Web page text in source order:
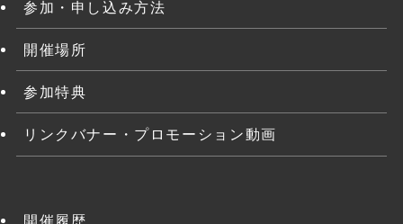
参加・申し込み方法
開催場所
参加特典
リンクバナー・プロモーション動画
開催履歴